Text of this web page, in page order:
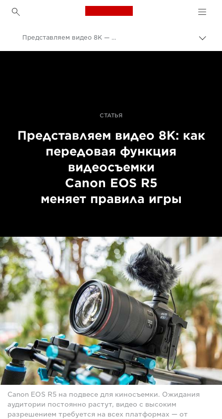
Canon Logo, back to
Представляем видео 8K — Canon EOS R5
СТАТЬЯ
Представляем видео 8K: как
передовая функция
видеосъемки
Canon EOS R5
меняет правила игры
Canon EOS R5 на подвесе для киносъемки. Ожидания
аудитории постоянно растут, видео с высоким
разрешением требуется на всех платформах — от